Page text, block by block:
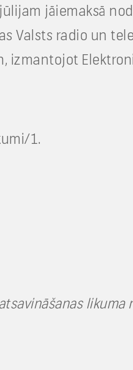
jāiemaksā
Valsts radio un
izmantojot
1.
likuma